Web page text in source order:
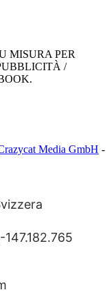
MISURA PER
/
Media GmbH -